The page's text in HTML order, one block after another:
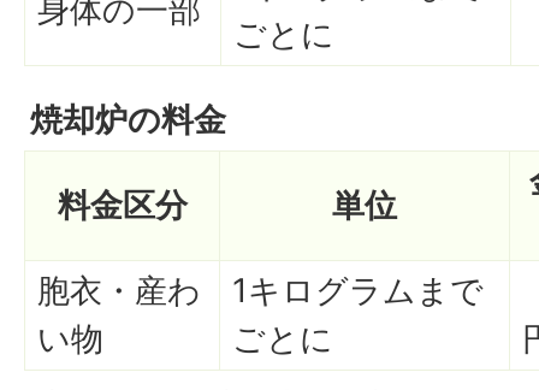
身体の一部
ごとに
焼却炉の料金
料金区分 単位
胞衣・産わ
い物
1キログラムまで
ごとに